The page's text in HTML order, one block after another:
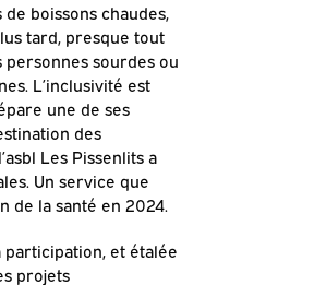
boissons chaudes,
tard, presque tout
sourdes ou
L’inclusivité est
une de ses
des
Les Pissenlits a
Un service que
de la santé en 2024.
participation, et étalée
projets